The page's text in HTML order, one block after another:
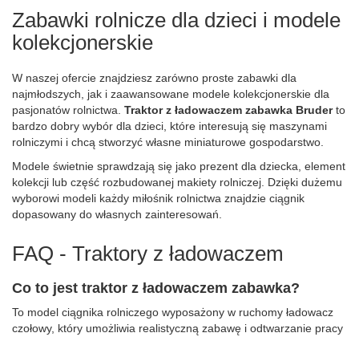
Zabawki rolnicze dla dzieci i modele
kolekcjonerskie
W naszej ofercie znajdziesz zarówno proste zabawki dla
najmłodszych, jak i zaawansowane modele kolekcjonerskie dla
pasjonatów rolnictwa. Traktor z ładowaczem zabawka Bruderto
bardzo dobry wybór dla dzieci, które interesują się maszynami
rolniczymi i chcą stworzyć własne miniaturowe gospodarstwo.
Modele świetnie sprawdzają się jako prezent dla dziecka, element
kolekcji lub część rozbudowanej makiety rolniczej. Dzięki dużemu
wyborowi modeli każdy miłośnik rolnictwa znajdzie ciągnik
dopasowany do własnych zainteresowań.
FAQ - Traktory z ładowaczem
Co to jest traktor z ładowaczem zabawka?
To model ciągnika rolniczego wyposażony w ruchomy ładowacz
czołowy, który umożliwia realistyczną zabawę i odtwarzanie pracy